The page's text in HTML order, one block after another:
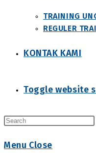
TRAINING
REGULER
KONTAK KAMI
Toggle website
Menu Close